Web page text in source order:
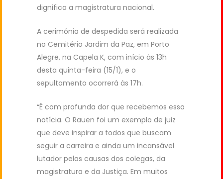
dignifica a magistratura nacional.
A cerimônia de despedida será realizada
no Cemitério Jardim da Paz, em Porto
Alegre, na Capela K, com início às 13h
desta quinta-feira (15/1), e o
sepultamento ocorrerá às 17h.
“É com profunda dor que recebemos essa
notícia. O Rauen foi um exemplo de juiz
que deve inspirar a todos que buscam
seguir a carreira e ainda um incansável
lutador pelas causas dos colegas, da
magistratura e da Justiça. Em muitos